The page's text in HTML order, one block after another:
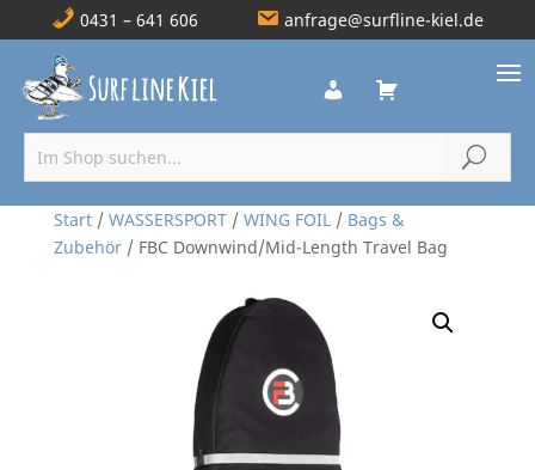
0431 – 641 606 anfrage@surfline-kiel.de
Start/ WASSERSPORT/ WING FOIL/ Bags &
Zubehör/ FBC Downwind/Mid-Length Travel Bag